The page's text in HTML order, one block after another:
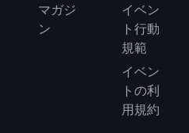
マガジ
ン
イベン
ト行動
規範
イベン
トの利
用規約